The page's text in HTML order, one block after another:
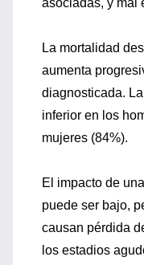
asociadas, y mal
La mortalidad
aumenta
diagnosticada.
inferior en los
mujeres (84%).
El impacto de
puede ser bajo,
causan pérdida
los estadios